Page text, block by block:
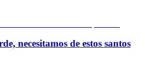
necesitamos de estos santos